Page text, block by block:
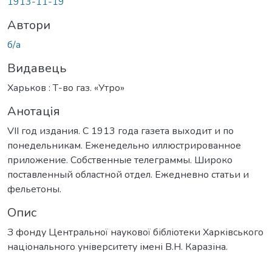
Автори
б/а
Видавець
Харьков : Т-во газ. «Утро»
Анотація
VII год издания. С 1913 года газета выходит и по
понедельникам. Еженедельно иллюстрированное
приложение. Собственные телеграммы. Широко
поставленный областной отдел. Ежедневно статьи и
фельетоны.
Опис
З фонду Центральної наукової бібліотеки Харківського
національного університету імені В.Н. Каразіна.